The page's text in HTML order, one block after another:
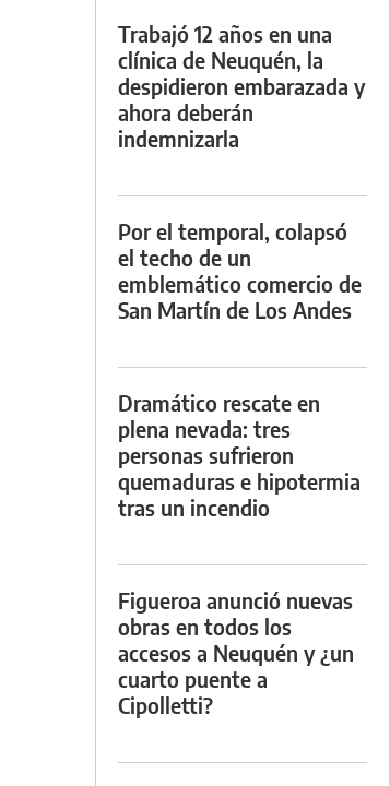
Trabajó 12 años en una
clínica de Neuquén, la
despidieron embarazada y
ahora deberán
indemnizarla
Por el temporal, colapsó
el techo de un
emblemático comercio de
San Martín de Los Andes
Dramático rescate en
plena nevada: tres
personas sufrieron
quemaduras e hipotermia
tras un incendio
Figueroa anunció nuevas
obras en todos los
accesos a Neuquén y ¿un
cuarto puente a
Cipolletti?